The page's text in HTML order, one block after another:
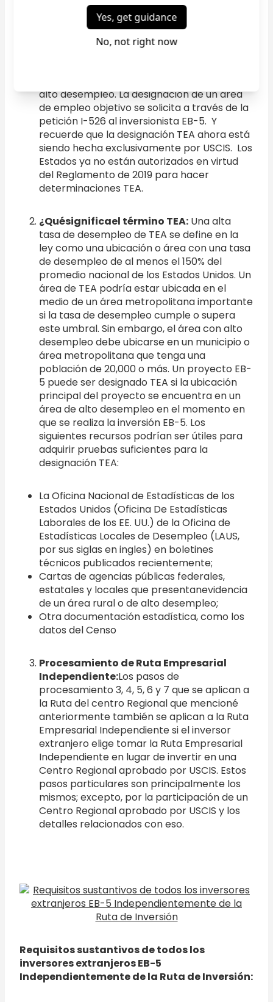
millones en capital en riesgo en el negocio.
Esta cantidad se reduce a $ 900,000 si el
proyecto EB-5 se encuentra en un área de
alto desempleo. La designación de un área
de empleo objetivo se solicita a través de la
petición I-526 al inversionista EB-5. Y
recuerde que la designación TEA ahora está
siendo hecha exclusivamente por USCIS. Los
Estados ya no están autorizados en virtud
del Reglamento de 2019 para hacer
determinaciones TEA.
¿Quésignificael término TEA: Una alta
tasa de desempleo de TEA se define en la
ley como una ubicación o área con una tasa
de desempleo de al menos el 150% del
promedio nacional de los Estados Unidos. Un
área de TEA podría estar ubicada en el
medio de un área metropolitana importante
si la tasa de desempleo cumple o supera
este umbral. Sin embargo, el área con alto
desempleo debe ubicarse en un municipio o
área metropolitana que tenga una
población de 20,000 o más. Un proyecto EB-
5 puede ser designado TEA si la ubicación
principal del proyecto se encuentra en un
área de alto desempleo en el momento en
que se realiza la inversión EB-5. Los
siguientes recursos podrían ser útiles para
adquirir pruebas suficientes para la
designación TEA:
La Oficina Nacional de Estadísticas de los
Estados Unidos (Oficina De Estadísticas
Laborales de los EE. UU.) de la Oficina de
Estadísticas Locales de Desempleo (LAUS,
por sus siglas en ingles) en boletines
técnicos publicados recientemente;
Cartas de agencias públicas federales,
estatales y locales que presentanevidencia
de un área rural o de alto desempleo;
Otra documentación estadística, como los
datos del Censo
Procesamiento de Ruta Empresarial
Independiente:Los pasos de
procesamiento 3, 4, 5, 6 y 7 que se aplican a
la Ruta del centro Regional que mencioné
anteriormente también se aplican a la Ruta
Empresarial Independiente si el inversor
extranjero elige tomar la Ruta Empresarial
Independiente en lugar de invertir en una
Centro Regional aprobado por USCIS. Estos
pasos particulares son principalmente los
mismos; excepto, por la participación de un
Centro Regional aprobado por USCIS y los
detalles relacionados con eso.
Requisitos sustantivos de todos los
inversores extranjeros EB-5
Independientemente de la Ruta de Inversión: